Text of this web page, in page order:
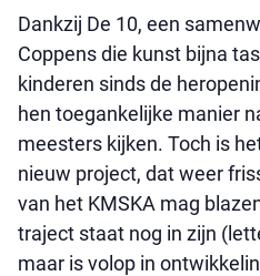
Dankzij De 10, een
Coppens die kunst bijna
kinderen sinds de
hen toegankelijke manier
meesters kijken. Toch is
nieuw project, dat weer
van het KMSKA mag
traject staat nog in zijn
maar is volop in